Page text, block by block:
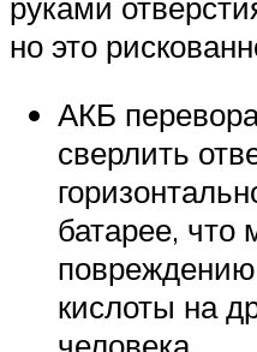
но это
АКБ
сверлить
батарее, что
кислоты на